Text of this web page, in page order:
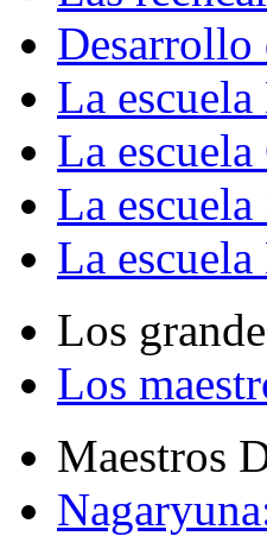
Desarrollo
La
La
La
La
Los
Los
Maestros